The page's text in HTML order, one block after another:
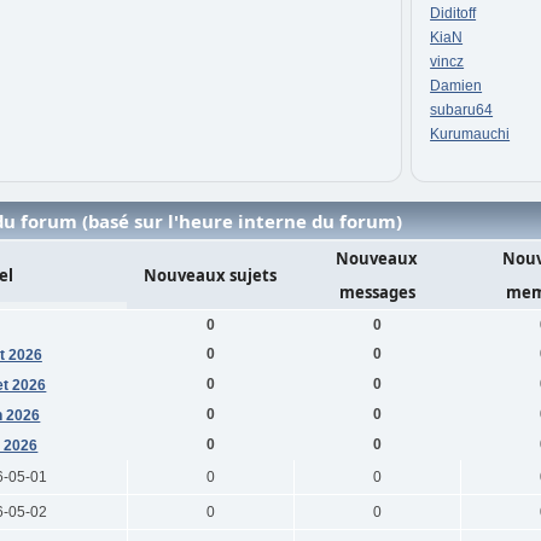
Diditoff
KiaN
vincz
Damien
subaru64
Kurumauchi
forum (basé sur l'heure interne du forum)
Nouveaux sujets
Nouveaux
messages
0 0
2026
0 0
2026
0 0
2026
0 0
2026
0 0
05-01
0 0
05-02 0 0